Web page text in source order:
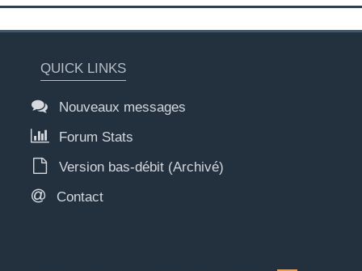
QUICK LINKS
Nouveaux messages
Forum Stats
Version bas-débit (Archivé)
Contact